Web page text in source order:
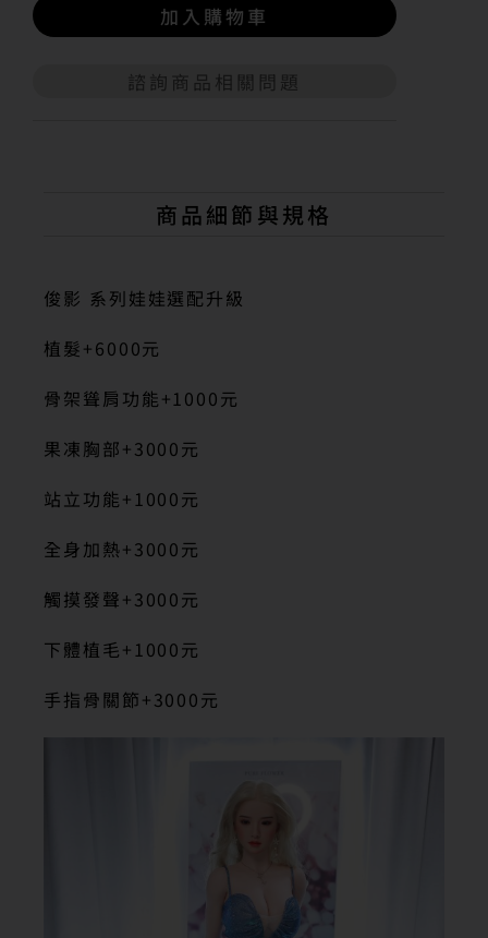
諮詢商品相關問題
加入購物車
商品細節與規格
俊影 系列娃娃選配升級
植髮+6000元
骨架聳肩功能+1000元
果凍胸部+3000元
站立功能+1000元
全身加熱+3000元
觸摸發聲+3000元
下體植毛+1000元
手指骨關節+3000元